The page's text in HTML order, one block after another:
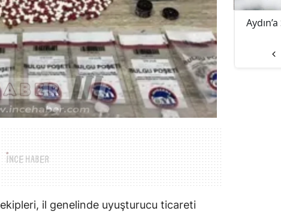
il genelinde uyuşturucu ticareti
4
Buldan Karayolunda Korkutan Kaza!
Yağış Yolu Kayganlaştırdı